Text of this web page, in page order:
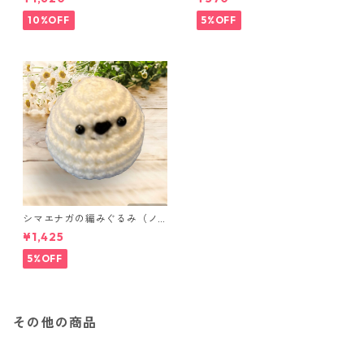
点セット さくらんぼ柄×淡いピ
ンク
10%OFF 5%OFF
シマエナガの編みぐるみ（ノ
ーマル）
¥1,425
5%OFF
その他の商品